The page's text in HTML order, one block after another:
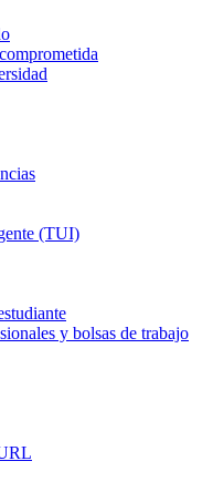
(TUI)
y bolsas de trabajo